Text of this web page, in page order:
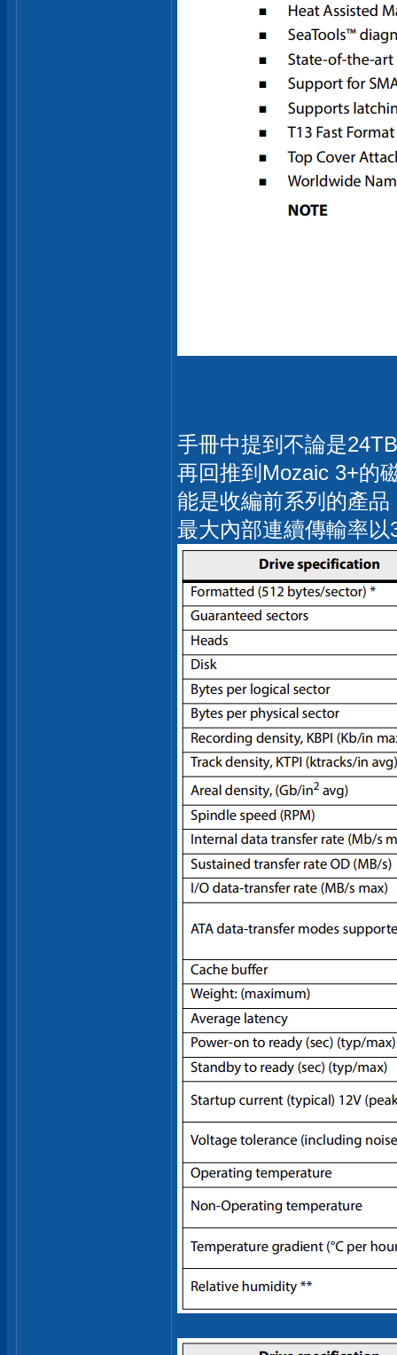
手冊中提到不論是
再回推到Mozaic 3+的
能是收編前系列的產
最大內部連續傳輸率